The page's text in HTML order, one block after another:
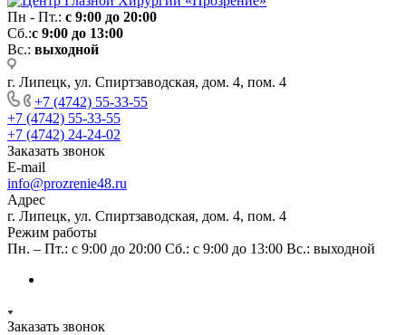
Пн - Пт.: с 9:00 до 20:00
Сб.:с 9:00 до 13:00
Вс.: выходной
г. Липецк, ул. Спиртзаводская, дом. 4, пом. 4
+7 (4742) 55-33-55
+7 (4742) 55-33-55
+7 (4742) 24-24-02
Заказать звонок
E-mail
info@prozrenie48.ru
Адрес
г. Липецк, ул. Спиртзаводская, дом. 4, пом. 4
Режим работы
Пн. – Пт.: с 9:00 до 20:00 Сб.: с 9:00 до 13:00 Вс.: выходной
Заказать звонок